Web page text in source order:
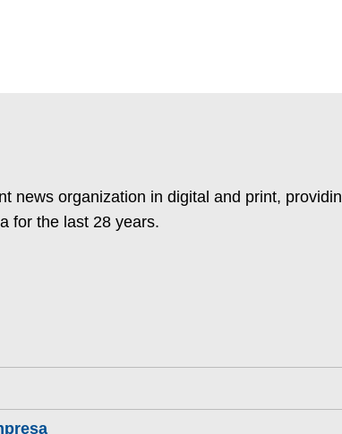
news organization in digital and print,
for the last 28 years.